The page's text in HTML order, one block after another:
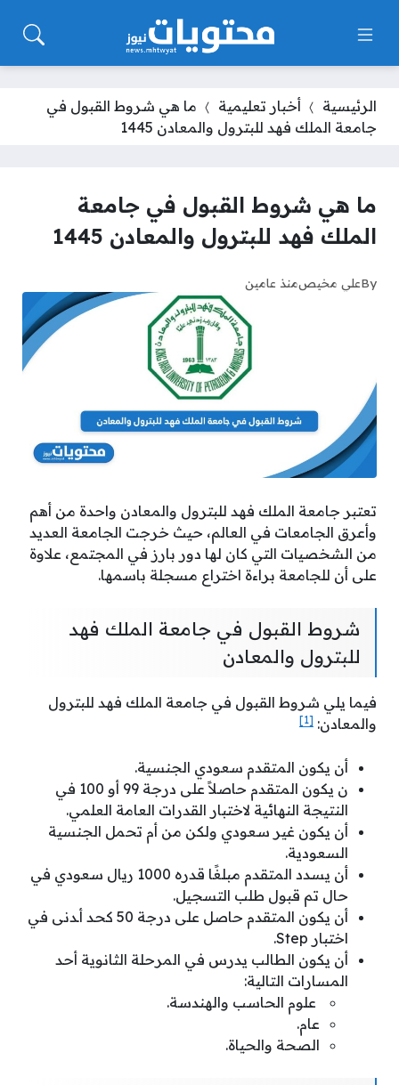
الرئيسية أخبار تعليمية
ما هي شروط القبول في
جامعة الملك فهد للبترول والمعادن 1445
ما هي شروط القبول في جامعة
الملك فهد للبترول والمعادن 1445
Byعلي مخيصمنذ عامين
تعتبر جامعة الملك فهد للبترول والمعادن واحدة من أهم
وأعرق الجامعات في العالم، حيث خرجت الجامعة العديد
من الشخصيات التي كان لها دور بارز في المجتمع، علاوة
على أن للجامعة براءة اختراع مسجلة باسمها.
شروط القبول في جامعة الملك فهد
للبترول والمعادن
فيما يلي شروط القبول في جامعة الملك فهد للبترول
والمعادن: [1]
أن يكون المتقدم سعودي الجنسية.
ن يكون المتقدم حاصلاً على درجة 99 أو 100 في
النتيجة النهائية لاختبار القدرات العامة العلمي.
أن يكون غير سعودي ولكن من أم تحمل الجنسية
السعودية.
أن يسدد المتقدم مبلغًا قدره 1000 ريال سعودي في
حال تم قبول طلب التسجيل.
أن يكون المتقدم حاصل على درجة 50 كحد أـدنى في
اختبار Step.
أن يكون الطالب يدرس في المرحلة الثانوية أحد
المسارات التالية:
علوم الحاسب والهندسة.
عام.
الصحة والحياة.